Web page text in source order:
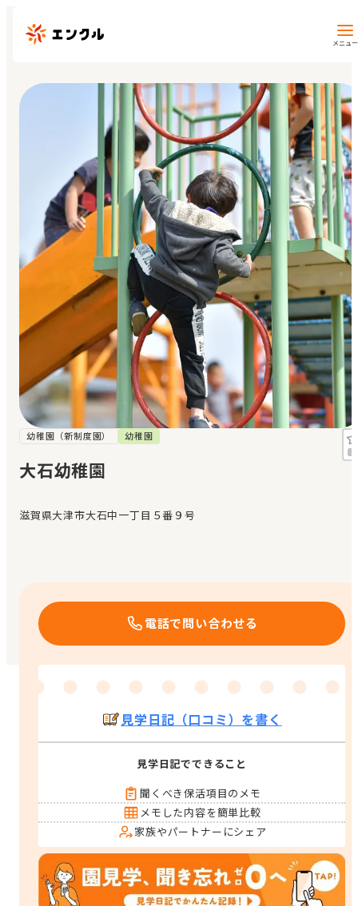
メニュー
保育園・幼稚園を探す
地図から探す
地域から探す
閲覧履歴
お気に入り
見学日記
メッセージ
おすすめの園
エンクルの特徴と活用方法
幼稚園（新制度園） 幼稚園
大石幼稚園
滋賀県大津市大石中一丁目５番９号
電話で問い合わせる
見学日記（口コミ）を書く
見学日記でできること
聞くべき保活項目のメモ
メモした内容を簡単比較
家族やパートナーにシェア